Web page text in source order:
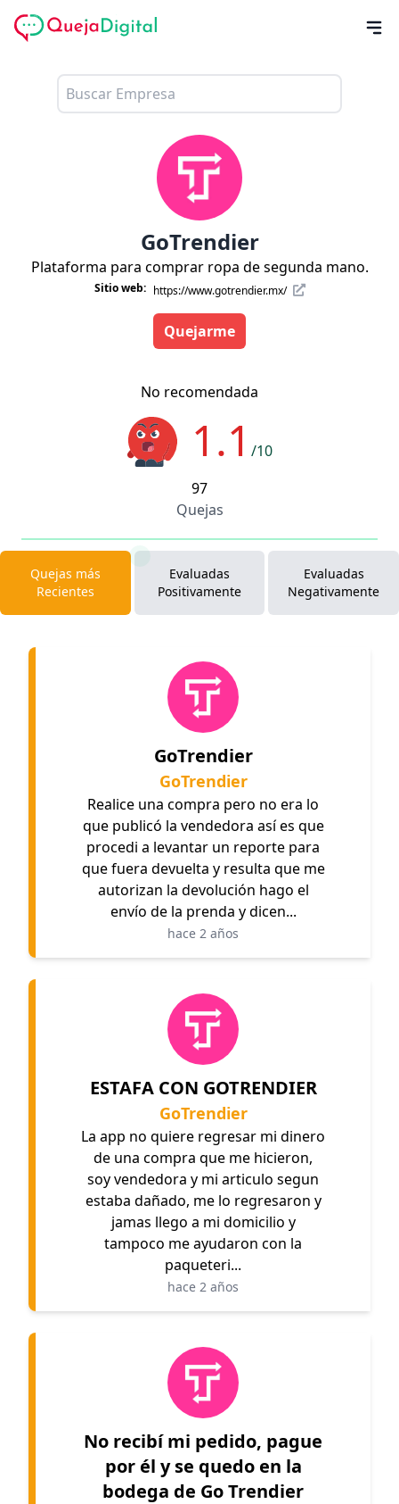
GoTrendier
Plataforma para comprar ropa de segunda mano.
Sitio web: https://www.gotrendier.mx/
Quejarme
No recomendada
1.1 /10
97
Quejas
Quejas más
Recientes
Evaluadas
Positivamente
Evaluadas
Negativamente
GoTrendier
GoTrendier
Realice una compra pero no era lo
que publicó la vendedora así es que
procedi a levantar un reporte para
que fuera devuelta y resulta que me
autorizan la devolución hago el
envío de la prenda y dicen...
hace 2 años
ESTAFA CON GOTRENDIER
GoTrendier
La app no quiere regresar mi dinero
de una compra que me hicieron,
soy vendedora y mi articulo segun
estaba dañado, me lo regresaron y
jamas llego a mi domicilio y
tampoco me ayudaron con la
paqueteri...
hace 2 años
No recibí mi pedido, pague
por él y se quedo en la
bodega de Go Trendier